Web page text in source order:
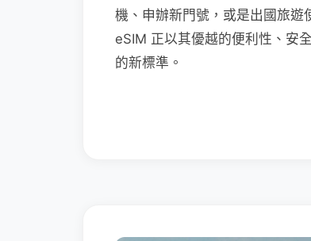
機、申辦新門號，或是出國旅遊
eSIM 正以其優越的便利性、安
的新標準。